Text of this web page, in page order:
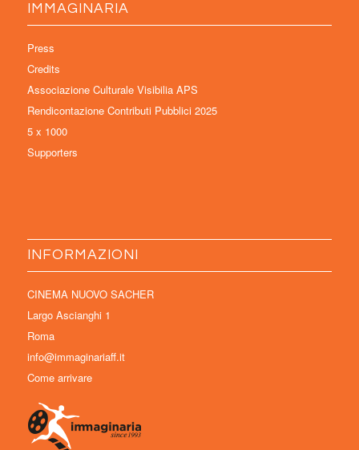
IMMAGINARIA
Press
Credits
Associazione Culturale Visibilia APS
Rendicontazione Contributi Pubblici 2025
5 x 1000
Supporters
INFORMAZIONI
CINEMA NUOVO SACHER
Largo Ascianghi 1
Roma
info@immaginariaff.it
Come arrivare